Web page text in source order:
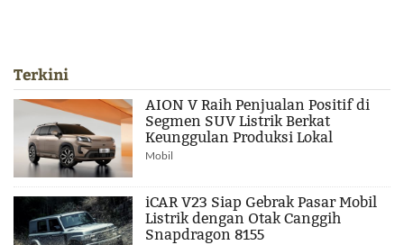
Terkini
AION V Raih Penjualan Positif di
Segmen SUV Listrik Berkat
Keunggulan Produksi Lokal
Mobil
iCAR V23 Siap Gebrak Pasar Mobil
Listrik dengan Otak Canggih
Snapdragon 8155